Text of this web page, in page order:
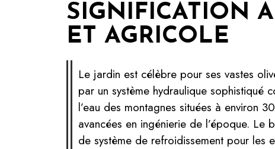
SIGNIFICATION
ET AGRICOLE
Le jardin est célèbre pour ses vastes
par un système hydraulique sophistiqué
l’eau des montagnes situées à environ
avancées en ingénierie de l’époque.
de système de refroidissement pour les